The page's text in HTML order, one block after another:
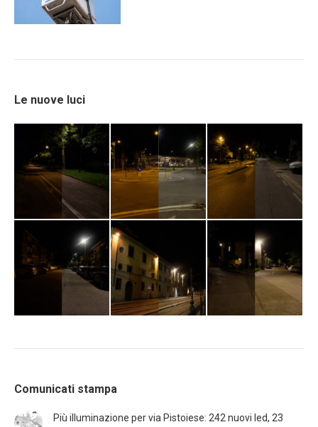
Le nuove luci
Comunicati stampa
Più illuminazione per via Pistoiese: 242 nuovi led, 23